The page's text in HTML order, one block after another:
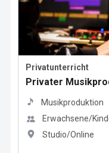
Privatunterricht
Privater
Musikproduktion
Erwachsene/
Studio/Online